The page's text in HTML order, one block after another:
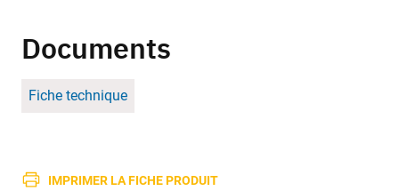
Documents
Fiche technique
IMPRIMER LA FICHE PRODUIT